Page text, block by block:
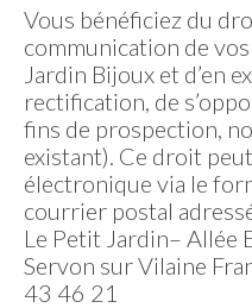
Vous bénéficiez du
communication de
Jardin Bijoux et d’en
rectification, de
fins de prospection,
existant). Ce droit
électronique via le
courrier postal
Le Petit Jardin– Allée
Servon sur Vilaine
43 46 21